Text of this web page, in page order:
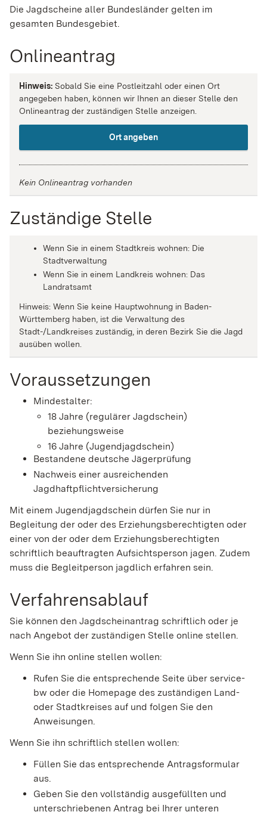
Die Jagdscheine aller Bundesländer gelten im
gesamten Bundesgebiet.
Onlineantrag
Hinweis: Sobald Sie eine Postleitzahl oder einen Ort
angegeben haben, können wir Ihnen an dieser Stelle den
Onlineantrag der zuständigen Stelle anzeigen.
Ort angeben
Kein Onlineantrag vorhanden
Zuständige Stelle
Wenn Sie in einem Stadtkreis wohnen: Die
Stadtverwaltung
Wenn Sie in einem Landkreis wohnen: Das
Landratsamt
Hinweis: Wenn Sie keine Hauptwohnung in Baden-
Württemberg haben, ist die Verwaltung des
Stadt-/Landkreises zuständig, in deren Bezirk Sie die Jagd
ausüben wollen.
Voraussetzungen
Mindestalter:
18 Jahre (regulärer Jagdschein)
beziehungsweise
16 Jahre (Jugendjagdschein)
Bestandene deutsche Jägerprüfung
Nachweis einer ausreichenden
Jagdhaftpflichtversicherung
Mit einem Jugendjagdschein dürfen Sie nur in
Begleitung der oder des Erziehungsberechtigten oder
einer von der oder dem Erziehungsberechtigten
schriftlich beauftragten Aufsichtsperson jagen. Zudem
muss die Begleitperson jagdlich erfahren sein.
Verfahrensablauf
Sie können den Jagdscheinantrag schriftlich oder je
nach Angebot der zuständigen Stelle online stellen.
Wenn Sie ihn online stellen wollen:
Rufen Sie die entsprechende Seite über service-
bw oder die Homepage des zuständigen Land-
oder Stadtkreises auf und folgen Sie den
Anweisungen.
Wenn Sie ihn schriftlich stellen wollen:
Füllen Sie das entsprechende Antragsformular
aus.
Geben Sie den vollständig ausgefüllten und
unterschriebenen Antrag bei Ihrer unteren